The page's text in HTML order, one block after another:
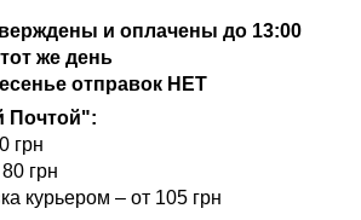
и оплачены до 13:00
же день
отправок НЕТ
Почтой":
грн
грн
курьером – от 105 грн